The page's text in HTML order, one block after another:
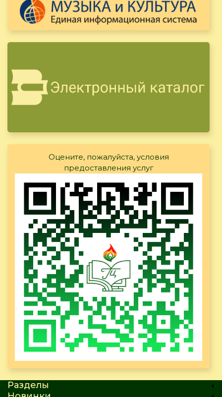
Оцените, пожалуйста, условия
предоставления услуг
Разделы